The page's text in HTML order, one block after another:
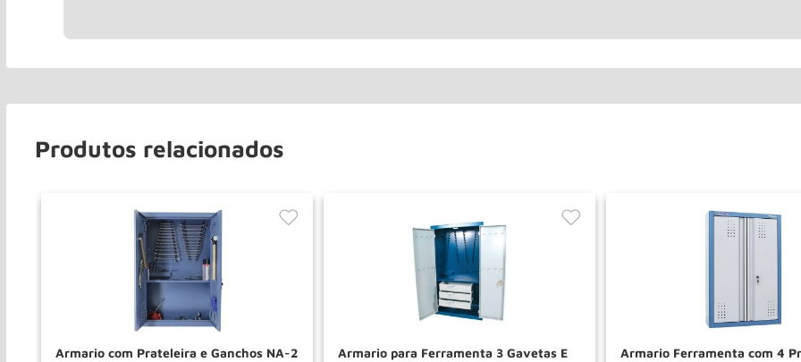
Produtos relacionados
Armario com Prateleira e Ganchos NA-2
Armario para Ferramenta 3 Gavetas E
Armario Ferramenta com 4